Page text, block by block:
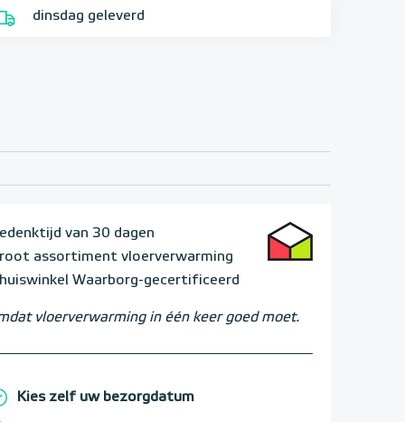
dinsdag geleverd
van 30 dagen
assortiment vloerverwarming
Waarborg-gecertificeerd
vloerverwarming in één keer goed moet.
Kies zelf uw bezorgdatum